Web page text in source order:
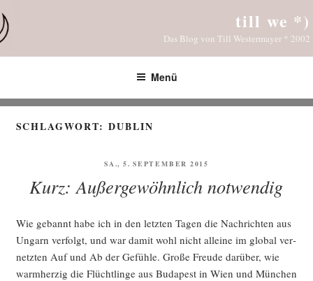
Inhalt
springen
till we *)
Das Blog von Till Westermayer * 2002
Menü
SCHLAGWORT:DUBLIN
VERÖFFENTLICHT
SA., 5. SEPTEMBER 2015
Kurz: Außergewöhnlich notwendig
Wie gebannt habe ich in den letz­ten Tagen die Nach­rich­ten aus
Ungarn ver­folgt, und war damit wohl nicht allei­ne im glo­bal ver­
netz­ten Auf und Ab der Gefüh­le. Gro­ße Freu­de dar­über, wie
warm­her­zig die Flücht­lin­ge aus Buda­pest in Wien und Mün­chen